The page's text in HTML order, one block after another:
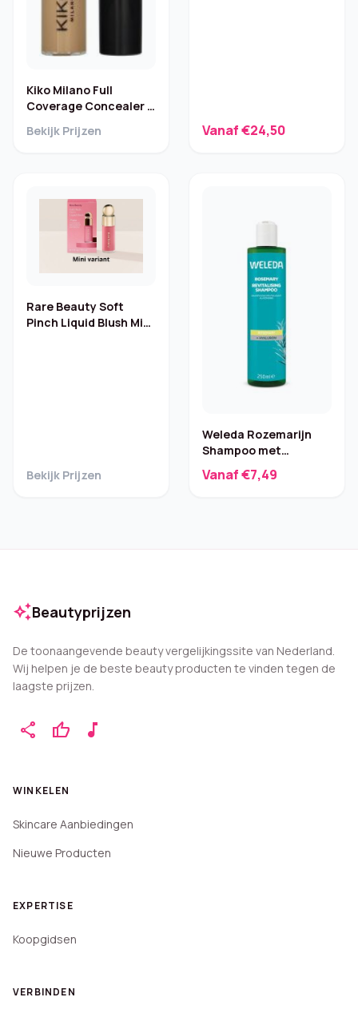
Kiko Milano Full
Coverage Concealer –
Bekijk Prijzen Vanaf €24,50
Rare Beauty Soft
Pinch Liquid Blush Mini
Bekijk Prijzen
Weleda Rozemarijn
Shampoo met
hyaluronzuur – 250 ml
Vanaf €7,49
auto_awesomeBeautyprijzen
De toonaangevende beauty vergelijkingssite van Nederland.
Wij helpen je de beste beauty producten te vinden tegen de
laagste prijzen.
share thumb_up music_note
WINKELEN
Skincare Aanbiedingen
Nieuwe Producten
EXPERTISE
Koopgidsen
VERBINDEN